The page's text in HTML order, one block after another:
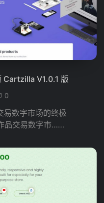
Cartzilla V1.0.1 版
0
数字市场的终极
品交易数字市……